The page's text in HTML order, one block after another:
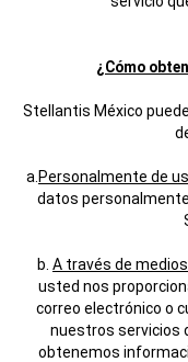
¿Cómo
Stellantis México
a. Personalmente de
datos
b. A través de
usted nos
correo electrónico o
nuestros servicios
obtenemos